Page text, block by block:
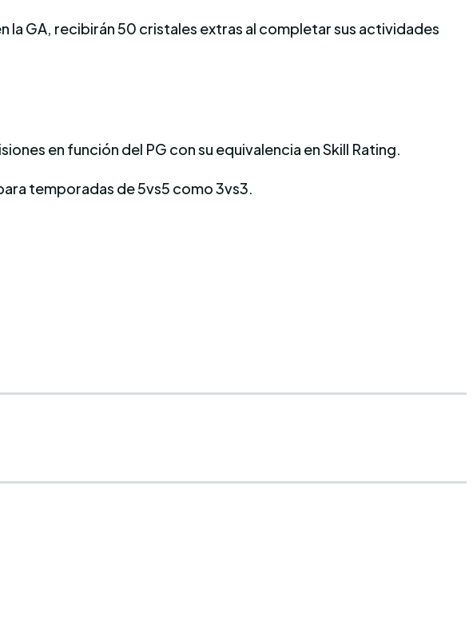
la GA, recibirán 50 cristales extras al completar sus actividades
en función del PG con su equivalencia en Skill Rating.
temporadas de 5vs5 como 3vs3.